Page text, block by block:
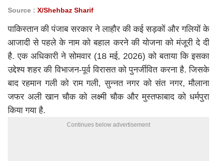
Source : X/Shehbaz Sharif
पाकिस्तानकी पंजाब सरकार ने लाहौर की कई सड़कों और गलियों के
आजादी से पहले के नाम को बहाल करने की योजना को मंजूरी दे दी
है. एक अधिकारी ने सोमवार (18 मई, 2026) को बताया कि इसका
उद्देश्य शहर की विभाजन-पूर्व विरासत को पुनर्जीवित करना है. जिसके
बाद रहमान गली को राम गली, सुन्नत नगर को संत नगर, मौलाना
जफर अली खान चौक को लक्ष्मी चौक और मुस्तफाबाद को धर्मपुरा
किया गया है.
Continues below advertisement